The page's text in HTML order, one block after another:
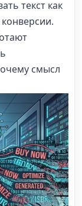
текст как
смысл